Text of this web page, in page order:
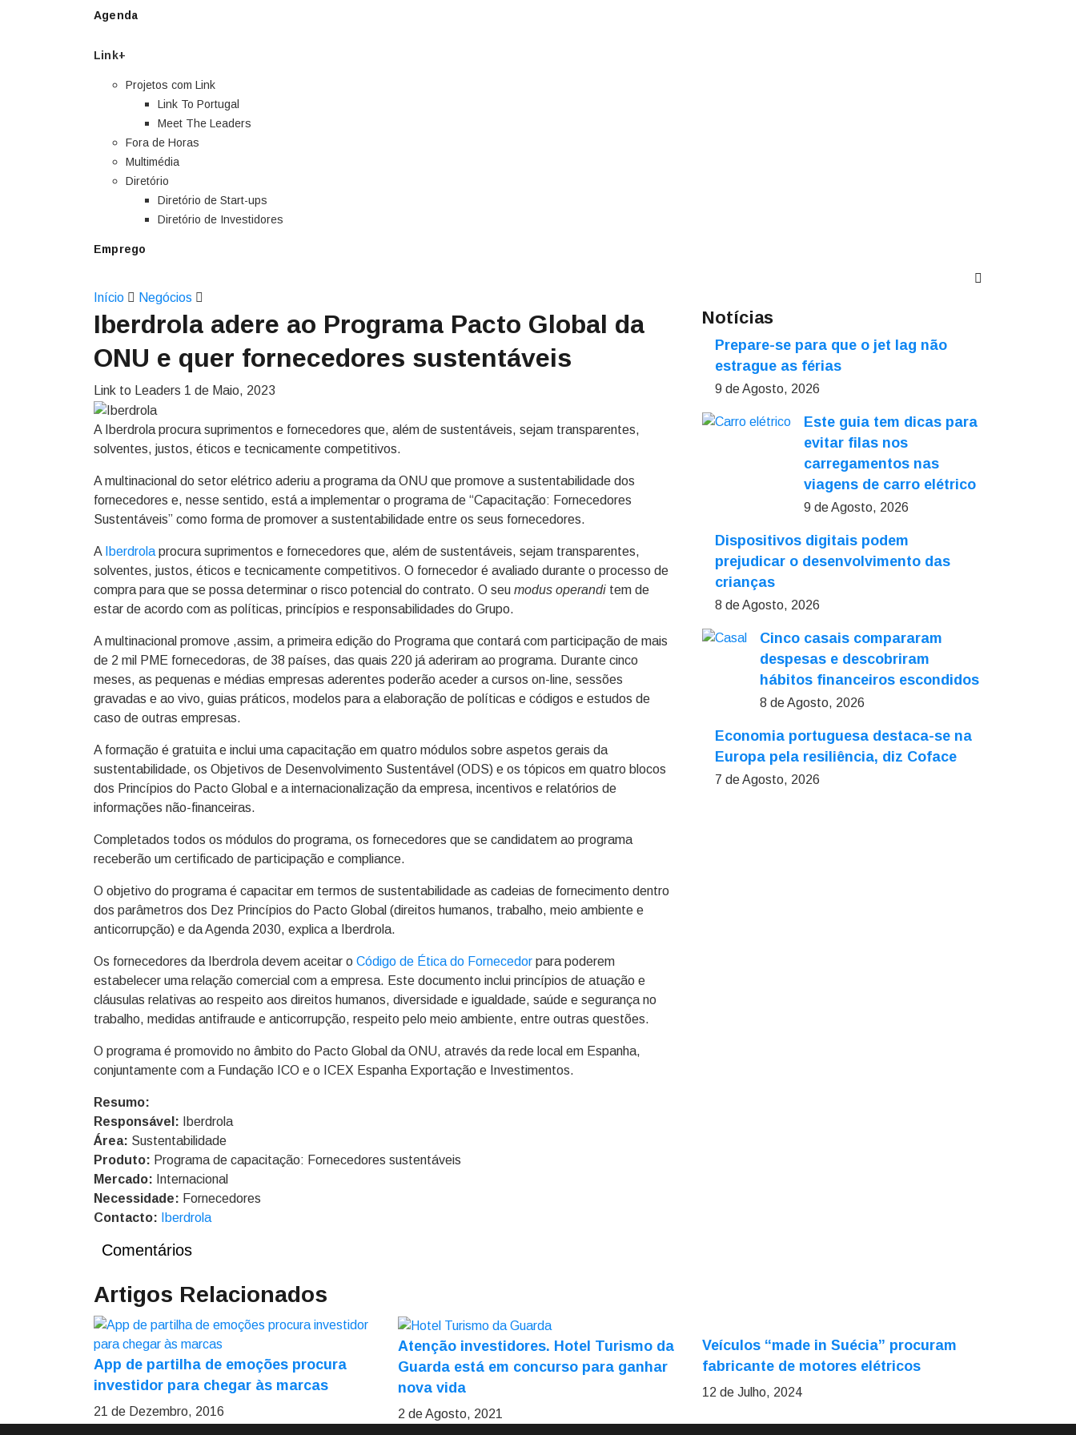
Agenda
Link+
Projetos com Link
Link To Portugal
Meet The Leaders
Fora de Horas
Multimédia
Diretório
Diretório de Start-ups
Diretório de Investidores
Emprego
Início Negócios
Iberdrola adere ao Programa Pacto Global da
ONU e quer fornecedores sustentáveis
Link to Leaders 1 de Maio, 2023
A Iberdrola procura suprimentos e fornecedores que, além de sustentáveis, sejam transparentes,
solventes, justos, éticos e tecnicamente competitivos.
A multinacional do setor elétrico aderiu a programa da ONU que promove a sustentabilidade dos
fornecedores e, nesse sentido, está a implementar o programa de “Capacitação: Fornecedores
Sustentáveis” como forma de promover a sustentabilidade entre os seus fornecedores.
A Iberdrola procura suprimentos e fornecedores que, além de sustentáveis, sejam transparentes,
solventes, justos, éticos e tecnicamente competitivos. O fornecedor é avaliado durante o processo de
compra para que se possa determinar o risco potencial do contrato. O seu modus operandi tem de
estar de acordo com as políticas, princípios e responsabilidades do Grupo.
A multinacional promove ,assim, a primeira edição do Programa que contará com participação de mais
de 2 mil PME fornecedoras, de 38 países, das quais 220 já aderiram ao programa. Durante cinco
meses, as pequenas e médias empresas aderentes poderão aceder a cursos on-line, sessões
gravadas e ao vivo, guias práticos, modelos para a elaboração de políticas e códigos e estudos de
caso de outras empresas.
A formação é gratuita e inclui uma capacitação em quatro módulos sobre aspetos gerais da
sustentabilidade, os Objetivos de Desenvolvimento Sustentável (ODS) e os tópicos em quatro blocos
dos Princípios do Pacto Global e a internacionalização da empresa, incentivos e relatórios de
informações não-financeiras.
Completados todos os módulos do programa, os fornecedores que se candidatem ao programa
receberão um certificado de participação e compliance.
O objetivo do programa é capacitar em termos de sustentabilidade as cadeias de fornecimento dentro
dos parâmetros dos Dez Princípios do Pacto Global (direitos humanos, trabalho, meio ambiente e
anticorrupção) e da Agenda 2030, explica a Iberdrola.
Os fornecedores da Iberdrola devem aceitar o Código de Ética do Fornecedor para poderem
estabelecer uma relação comercial com a empresa. Este documento inclui princípios de atuação e
cláusulas relativas ao respeito aos direitos humanos, diversidade e igualdade, saúde e segurança no
trabalho, medidas antifraude e anticorrupção, respeito pelo meio ambiente, entre outras questões.
O programa é promovido no âmbito do Pacto Global da ONU, através da rede local em Espanha,
conjuntamente com a Fundação ICO e o ICEX Espanha Exportação e Investimentos.
Resumo:
Responsável:
Iberdrola
Área: Sustentabilidade
Produto: Programa de capacitação: Fornecedores sustentáveis
Mercado: Internacional
Necessidade: Fornecedores
Contacto: Iberdrola
Comentários
Notícias
Prepare-se para que o jet lag não
estrague as férias
9 de Agosto, 2026
Este guia tem dicas para
evitar filas nos
carregamentos nas
viagens de carro elétrico
9 de Agosto, 2026
Dispositivos digitais podem
prejudicar o desenvolvimento das
crianças
8 de Agosto, 2026
Cinco casais compararam
despesas e descobriram
hábitos financeiros escondidos
8 de Agosto, 2026
Economia portuguesa destaca-se na
Europa pela resiliência, diz Coface
7 de Agosto, 2026
Artigos Relacionados
App de partilha de emoções procura
investidor para chegar às marcas
21 de Dezembro, 2016
Atenção investidores. Hotel Turismo da
Guarda está em concurso para ganhar
nova vida
2 de Agosto, 2021
Veículos “made in Suécia” procuram
fabricante de motores elétricos
12 de Julho, 2024